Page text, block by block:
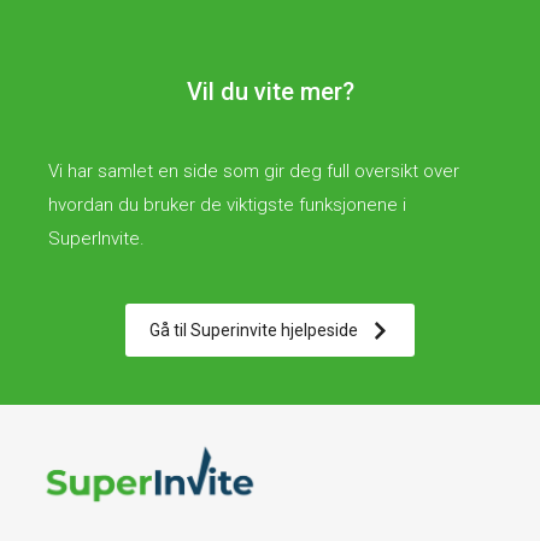
Vil du vite mer?
Vi har samlet en side som gir deg full oversikt over
hvordan du bruker de viktigste funksjonene i
SuperInvite.
Gå til Superinvite hjelpeside